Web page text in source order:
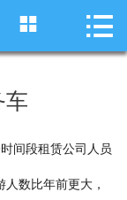
 首页
藏线租车
 
车
间段租赁公司人员
数比年前更大，